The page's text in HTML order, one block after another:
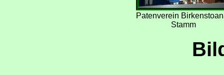
Patenverein
Stamm